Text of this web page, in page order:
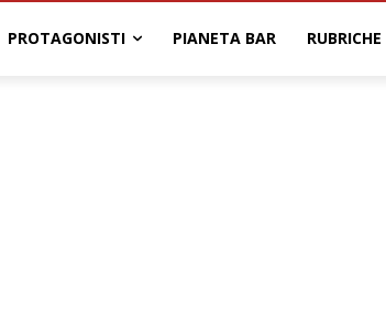
PROTAGONISTI PIANETA BAR RUBRICHE